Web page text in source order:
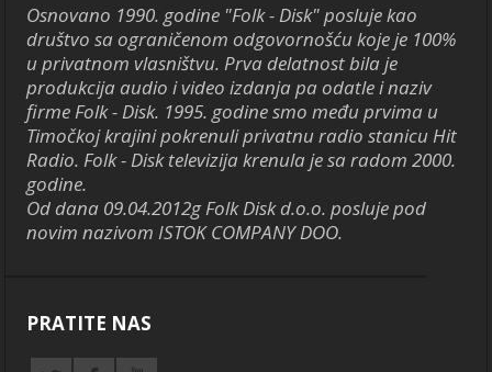
Osnovano 1990. godine "Folk - Disk" posluje kao
društvo sa ograničenom odgovornošću koje je 100%
u privatnom vlasništvu. Prva delatnost bila je
produkcija audio i video izdanja pa odatle i naziv
firme Folk - Disk. 1995. godine smo među prvima u
Timočkoj krajini pokrenuli privatnu radio stanicu Hit
Radio. Folk - Disk televizija krenula je sa radom 2000.
godine.
Od dana 09.04.2012g Folk Disk d.o.o. posluje pod
novim nazivom ISTOK COMPANY DOO.
PRATITE NAS